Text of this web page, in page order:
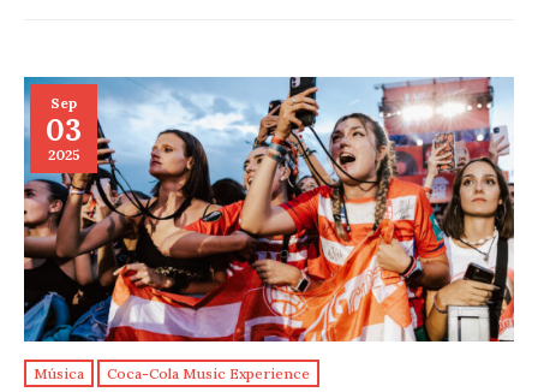
Sep
03
2025
Música Coca-Cola Music Experience